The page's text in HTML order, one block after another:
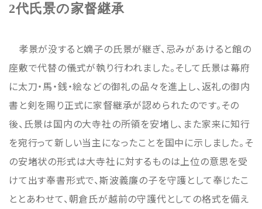
2代氏景の家督継承
孝景が没すると嫡子の氏景が継ぎ、忌みがあけると館の
座敷で代替の儀式が執り行われました。そして氏景は幕府
に太刀・馬・銭・絵などの御礼の品々を進上し、返礼の御内
書と剣を賜り正式に家督継承が認められたのです。その
後、氏景は国内の大寺社の所領を安堵し、また家来に知行
を宛行って新しい当主になったことを国中に示しました。そ
の安堵状の形式は大寺社に対するものは上位の意思を受
けて出す奉書形式で、斯波義廉の子を守護として奉じたこ
ととあわせて、朝倉氏が越前の守護代としての格式を備え